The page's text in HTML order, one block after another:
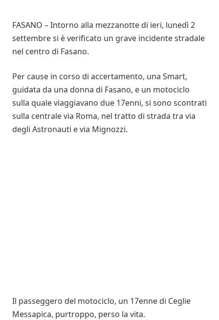
FASANO – Intorno alla mezzanotte di ieri, lunedì 2
settembre si è verificato un grave incidente stradale
nel centro di Fasano.
Per cause in corso di accertamento, una Smart,
guidata da una donna di Fasano, e un motociclo
sulla quale viaggiavano due 17enni, si sono scontrati
sulla centrale via Roma, nel tratto di strada tra via
degli Astronauti e via Mignozzi.
Il passeggero del motociclo, un 17enne di Ceglie
Messapica, purtroppo, perso la vita.